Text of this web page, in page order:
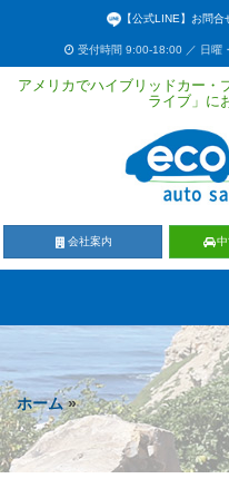
【公式LINE】お問
受付時間 9:00-18:00 ／ 日曜
アメリカでハイブリッドカー・
ライブ」に
会社案内
ホーム»